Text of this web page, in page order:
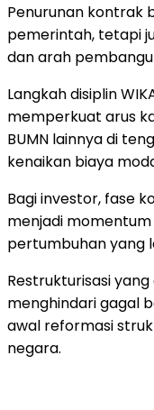
Penurunan kontrak
pemerintah, tetapi
dan arah
Langkah disiplin
memperkuat arus
BUMN lainnya di
kenaikan biaya
Bagi investor, fase
menjadi
pertumbuhan yang
Restrukturisasi
menghindari gagal
awal reformasi
negara.